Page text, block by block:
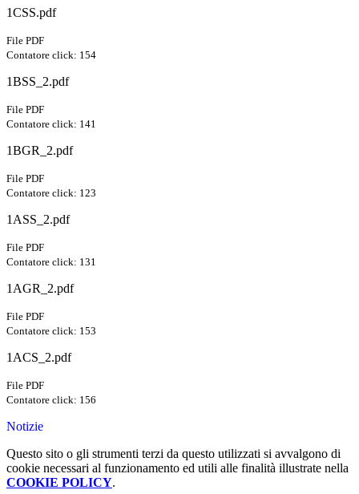
1CSS.pdf
File PDF
Contatore click: 154
1BSS_2.pdf
File PDF
Contatore click: 141
1BGR_2.pdf
File PDF
Contatore click: 123
1ASS_2.pdf
File PDF
Contatore click: 131
1AGR_2.pdf
File PDF
Contatore click: 153
1ACS_2.pdf
File PDF
Contatore click: 156
Notizie
Questo sito o gli strumenti terzi da questo utilizzati si avvalgono di
cookie necessari al funzionamento ed utili alle finalità illustrate nella
COOKIE POLICY.